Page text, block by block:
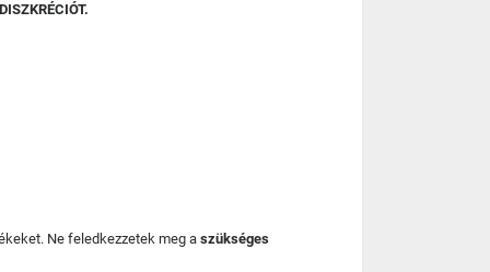
DISZKRÉCIÓT.
Ne feledkezzetek meg aszükséges